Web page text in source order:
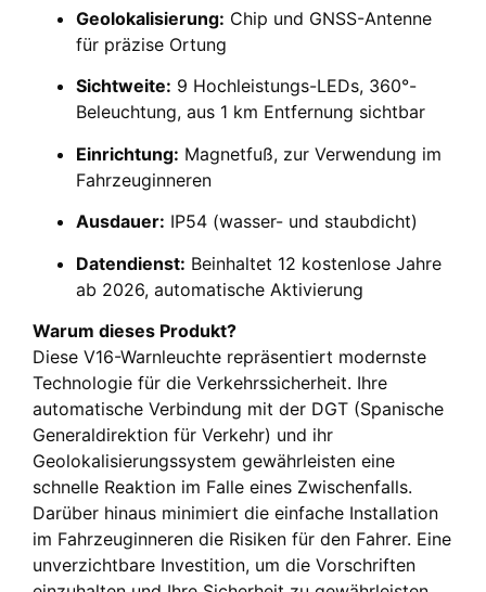
Geolokalisierung: Chip und GNSS-Antenne
für präzise Ortung
Sichtweite: 9 Hochleistungs-LEDs, 360°-
Beleuchtung, aus 1 km Entfernung sichtbar
Einrichtung: Magnetfuß, zur Verwendung im
Fahrzeuginneren
Ausdauer: IP54 (wasser- und staubdicht)
Datendienst: Beinhaltet 12 kostenlose Jahre
ab 2026, automatische Aktivierung
Warum dieses Produkt?
Diese V16-Warnleuchte repräsentiert modernste
Technologie für die Verkehrssicherheit. Ihre
automatische Verbindung mit der DGT (Spanische
Generaldirektion für Verkehr) und ihr
Geolokalisierungssystem gewährleisten eine
schnelle Reaktion im Falle eines Zwischenfalls.
Darüber hinaus minimiert die einfache Installation
im Fahrzeuginneren die Risiken für den Fahrer. Eine
unverzichtbare Investition, um die Vorschriften